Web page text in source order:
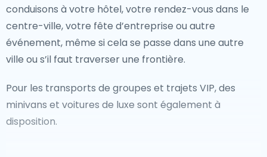
conduisons à votre hôtel, votre rendez-vous dans le
centre-ville, votre fête d’entreprise ou autre
événement, même si cela se passe dans une autre
ville ou s’il faut traverser une frontière.
Pour les transports de groupes et trajets VIP, des
minivans et voitures de luxe sont également à
disposition.